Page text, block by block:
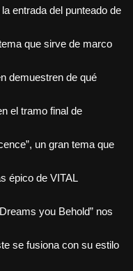
entrada del punteado de
que sirve de marco
demuestren de qué
el tramo final de
un gran tema que
épico de VITAL
you Behold” nos
se fusiona con su estilo